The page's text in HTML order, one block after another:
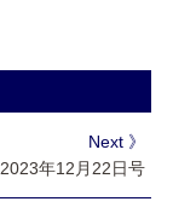
Next 》
2023年12月22日号